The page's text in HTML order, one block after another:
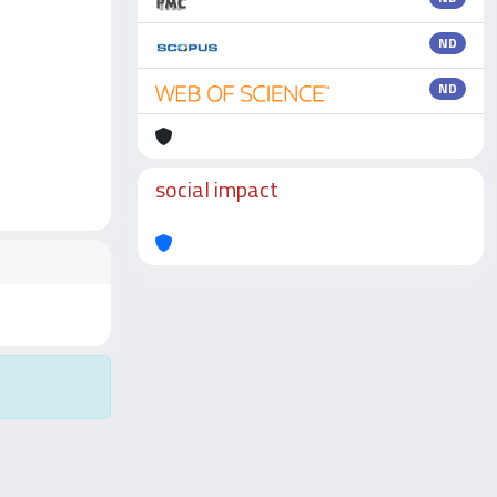
ND
ND
social impact